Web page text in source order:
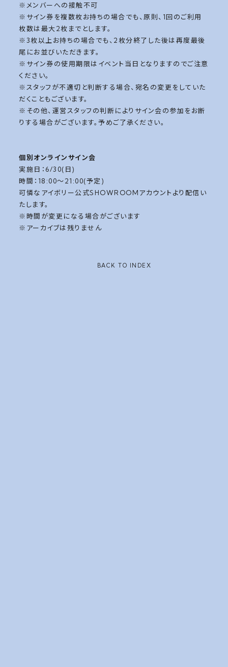
※メンバーへの接触不可
※サイン券を複数枚お持ちの場合でも、原則、1回のご利用
枚数は最大2枚までとします。
※3枚以上お持ちの場合でも、2枚分終了した後は再度最後
尾にお並びいただきます。
※サイン券の使用期限はイベント当日となりますのでご注意
ください。
※スタッフが不適切と判断する場合、宛名の変更をしていた
だくこともございます。
※その他、運営スタッフの判断によりサイン会の参加をお断
りする場合がございます。予めご了承ください。
個別オンラインサイン会
実施日：6/30(日)
時間：18:00～21:00(予定)
可憐なアイボリー公式SHOWROOMアカウントより配信い
たします。
※時間が変更になる場合がございます
※アーカイブは残りません
BACK TO INDEX